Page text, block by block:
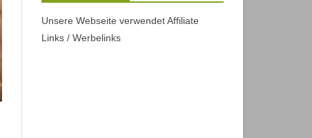
Unsere Webseite verwendet Affiliate
Links / Werbelinks